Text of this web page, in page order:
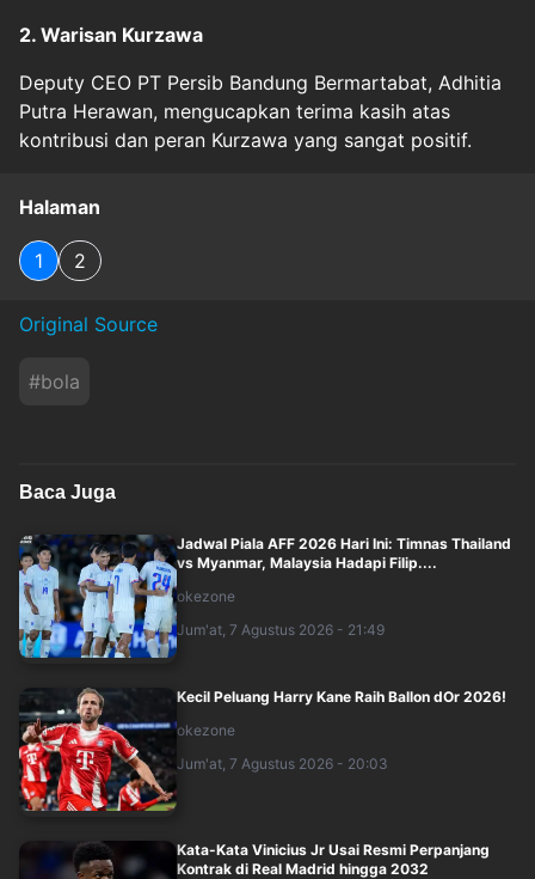
2. Warisan Kurzawa
Deputy CEO PT Persib Bandung Bermartabat, Adhitia
Putra Herawan, mengucapkan terima kasih atas
kontribusi dan peran Kurzawa yang sangat positif.
Halaman
1 2
Original Source
#bola
Baca Juga
Jadwal Piala AFF 2026 Hari Ini: Timnas Thailand
vs Myanmar, Malaysia Hadapi Filip....
okezone
Jum'at, 7 Agustus 2026 - 21:49
Kecil Peluang Harry Kane Raih Ballon dOr 2026!
okezone
Jum'at, 7 Agustus 2026 - 20:03
Kata-Kata Vinicius Jr Usai Resmi Perpanjang
Kontrak di Real Madrid hingga 2032